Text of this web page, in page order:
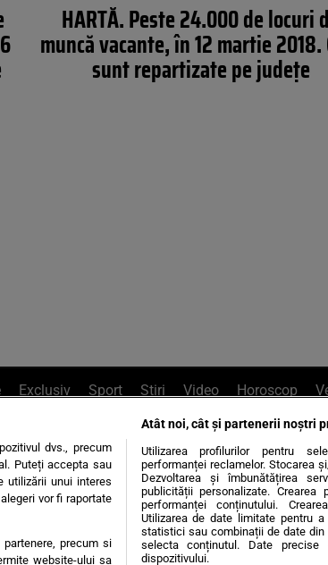
HARTĂ. Peste 24.000 de locuri
muncă vacante, în 12 martie 2018.
sunt repartizate pe județe
Exclusiv Sport Știri Video Horoscop
Whatsapp, sună la 0741226226
Știri interne Știri externe Politică
Diete Insula Iubirii Dictionar de vise
dvs., precum
Puteți accepta sau
utilizării unui interes
vor fi raportate
precum si
website-ului sa
Atât noi, cât și partenerii noștri
Utilizarea profilurilor pentru
performanței reclamelor. Stocarea
Dezvoltarea și îmbunătățirea
publicității personalizate. Crearea
performanței conținutului.
Utilizarea de date limitate pentru
statistici sau combinații de date
selecta conținutul. Date
dispozitivului.